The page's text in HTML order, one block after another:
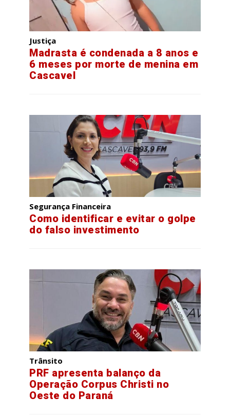
Justiça
Madrasta é condenada a 8 anos e
6 meses por morte de menina em
Cascavel
Segurança Financeira
Como identificar e evitar o golpe
do falso investimento
Trânsito
PRF apresenta balanço da
Operação Corpus Christi no
Oeste do Paraná